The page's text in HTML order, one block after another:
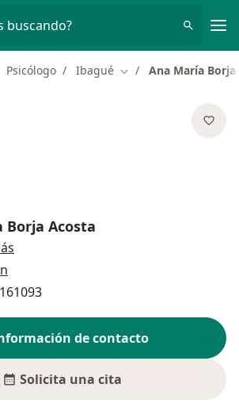
buscando?
Psicólogo Ibagué Cambiar de ciudad
Ana María Borja
Borja Acosta
de contacto
Solicita una cita